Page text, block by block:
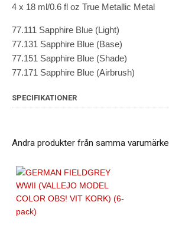
4 x 18 ml/0.6 fl oz True Metallic Metal
77.111 Sapphire Blue (Light)
77.131 Sapphire Blue (Base)
77.151 Sapphire Blue (Shade)
77.171 Sapphire Blue (Airbrush)
SPECIFIKATIONER
Andra produkter från samma varumärke